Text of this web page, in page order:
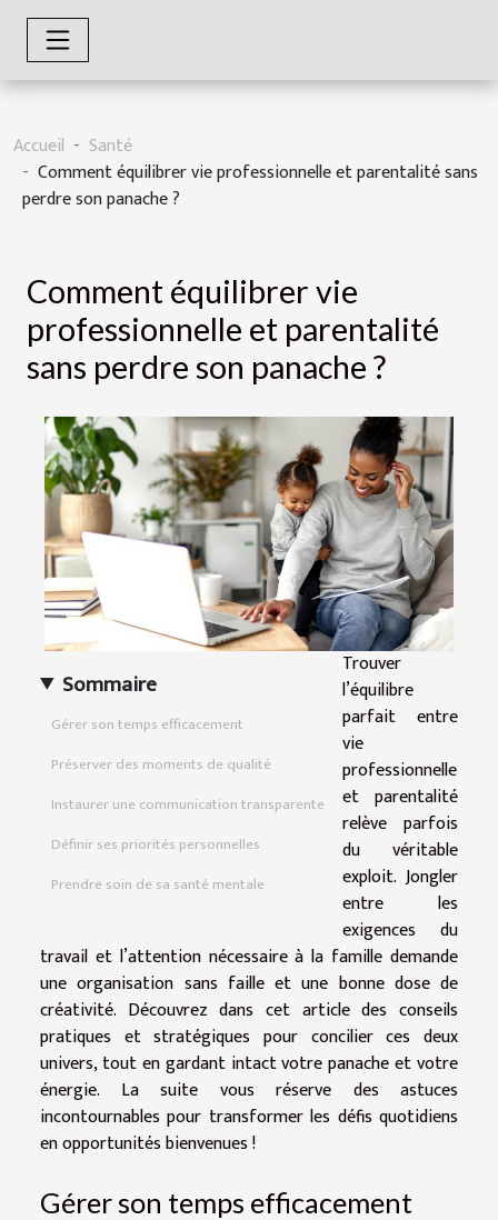
Accueil
Santé
Comment équilibrer vie professionnelle et parentalité sans
perdre son panache ?
Comment équilibrer vie
professionnelle et parentalité
sans perdre son panache ?
Sommaire
Gérer son temps efficacement
Préserver des moments de qualité
Instaurer une communication transparente
Définir ses priorités personnelles
Prendre soin de sa santé mentale
Trouver
l’équilibre
parfait entre
vie
professionnelle
et parentalité
relève parfois
du véritable
exploit. Jongler
entre les
exigences du
travail et l’attention nécessaire à la famille demande
une organisation sans faille et une bonne dose de
créativité. Découvrez dans cet article des conseils
pratiques et stratégiques pour concilier ces deux
univers, tout en gardant intact votre panache et votre
énergie. La suite vous réserve des astuces
incontournables pour transformer les défis quotidiens
en opportunités bienvenues !
Gérer son temps efficacement